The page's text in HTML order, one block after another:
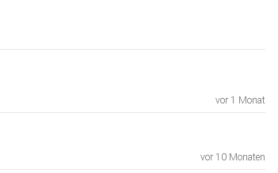
vor 1 Monat
vor 10 Monaten